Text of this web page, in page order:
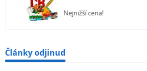
Nejnižší cena!
Články odjinud